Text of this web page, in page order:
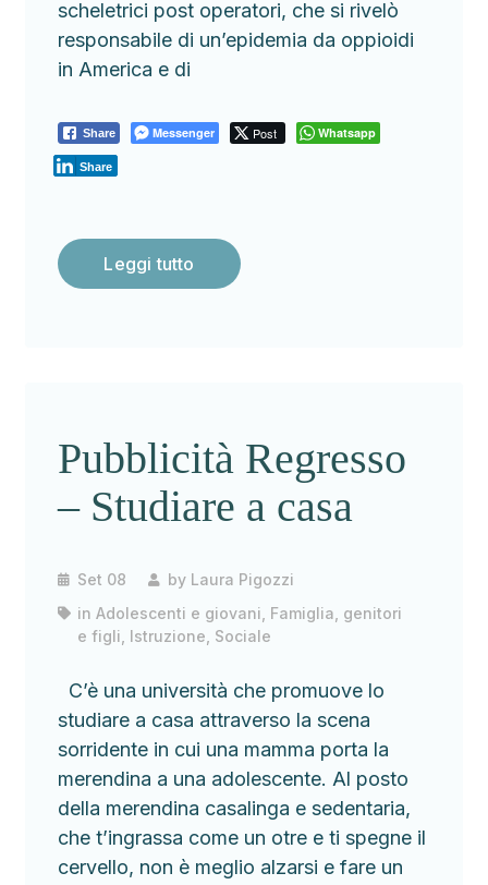
scheletrici post operatori, che si rivelò
responsabile di un’epidemia da oppioidi
in America e di
Share Messenger Post Whatsapp
Share
Leggi tutto
Pubblicità Regresso
– Studiare a casa
Set 08 by Laura Pigozzi
inAdolescenti e giovani Famiglia, genitori
e figli Istruzione Sociale
C’è una università che promuove lo
studiare a casa attraverso la scena
sorridente in cui una mamma porta la
merendina a una adolescente. Al posto
della merendina casalinga e sedentaria,
che t’ingrassa come un otre e ti spegne il
cervello, non è meglio alzarsi e fare un